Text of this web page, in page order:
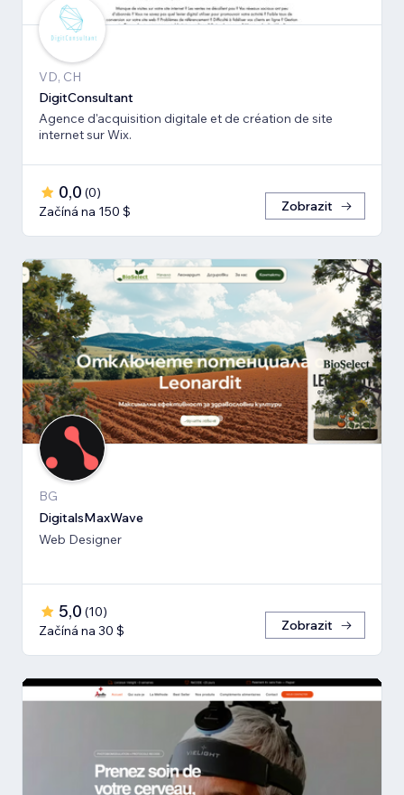
VD, CH
DigitConsultant
Agence d'acquisition digitale et de création de site
internet sur Wix.
0,0 (0)
Začíná na 150 $
Zobrazit
BG
DigitalsMaxWave
Web Designer
5,0 (10)
Začíná na 30 $
Zobrazit